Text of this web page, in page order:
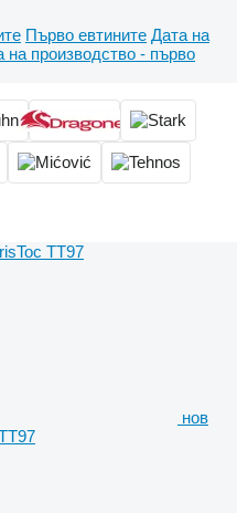
Първо евтините Дата на
на производство - първо
нов